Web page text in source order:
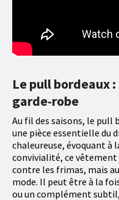
Le pull bordeaux
garde-robe
Au fil des saisons, le pull
une pièce essentielle du
chaleureuse, évoquant
convivialité, ce
contre les frimas, mais
mode. Il peut être à la
ou un complément